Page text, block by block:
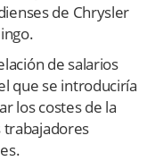
de Chrysler
de salarios
que se introduciría
los costes de la
trabajadores